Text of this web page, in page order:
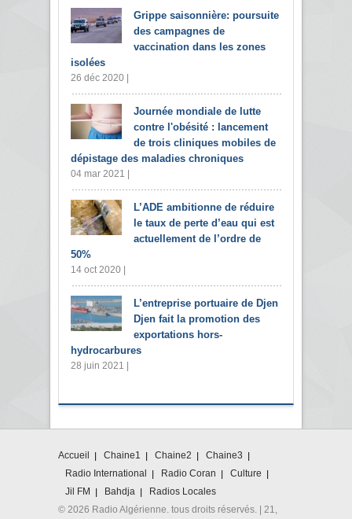
Grippe saisonnière: poursuite
des campagnes de
vaccination dans les zones
isolées
26 déc 2020 |
Journée mondiale de lutte
contre l'obésité : lancement
de trois cliniques mobiles de
dépistage des maladies chroniques
04 mar 2021 |
L’ADE ambitionne de réduire
le taux de perte d’eau qui est
actuellement de l’ordre de
50%
14 oct 2020 |
L’entreprise portuaire de Djen
Djen fait la promotion des
exportations hors-
hydrocarbures
28 juin 2021 |
Accueil Chaine1 Chaine2
Chaine3
Radio International
Radio Coran
Culture
Jil FM
Bahdja
Radios Locales
© 2026 Radio Algérienne. tous droits réservés. | 21,